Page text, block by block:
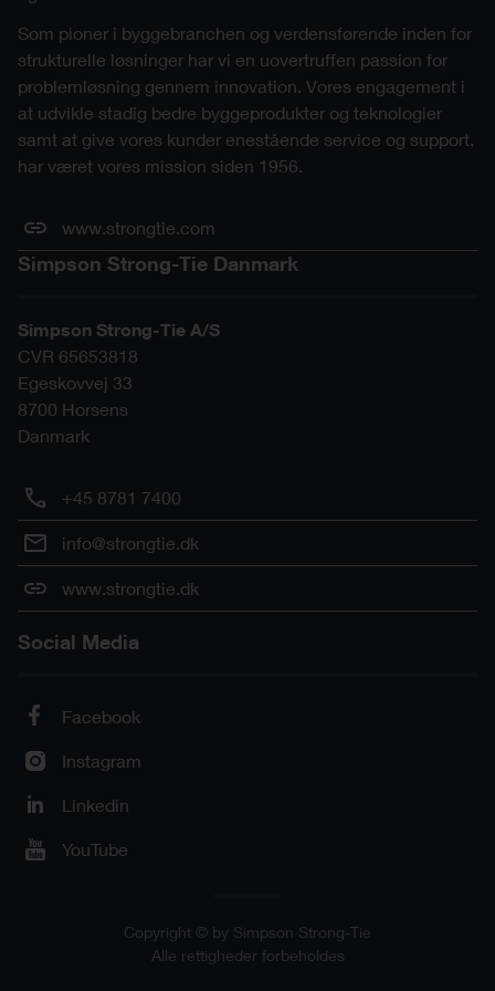
Som pioner i byggebranchen og verdensførende inden for
strukturelle løsninger har vi en uovertruffen passion for
problemløsning gennem innovation. Vores engagement i
at udvikle stadig bedre byggeprodukter og teknologier
samt at give vores kunder enestående service og support,
har været vores mission siden 1956.
www.strongtie.com
Simpson Strong-Tie Danmark
Simpson Strong-Tie A/S
CVR 65653818
Egeskovvej 33
8700 Horsens
Danmark
+45 8781 7400
info@strongtie.dk
www.strongtie.dk
Social Media
Facebook
Instagram
Linkedin
YouTube
Copyright © by Simpson Strong-Tie
Alle rettigheder forbeholdes